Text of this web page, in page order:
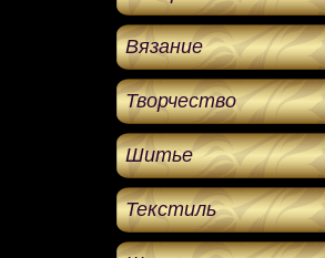
Вязание
Творчество
Шитье
Текстиль